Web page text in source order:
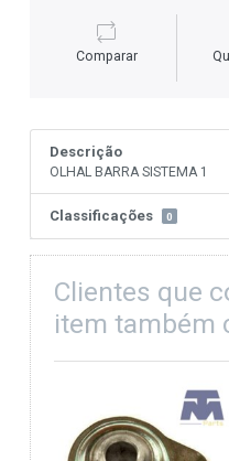
Comparar
Descrição
OLHAL BARRA SISTEMA 1
Classificações 0
Clientes que
item também